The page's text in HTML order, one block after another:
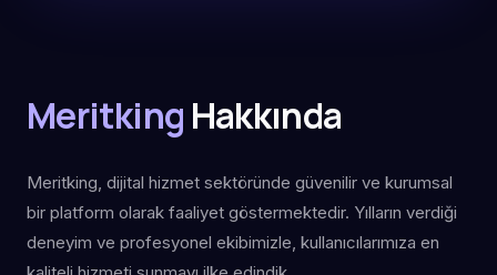
Meritking Hakkında
Meritking, dijital hizmet sektöründe güvenilir ve kurumsal
bir platform olarak faaliyet göstermektedir. Yılların verdiği
deneyim ve profesyonel ekibimizle, kullanıcılarımıza en